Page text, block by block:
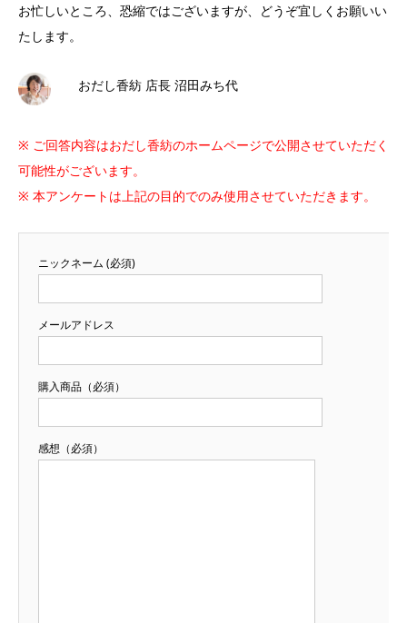
お忙しいところ、恐縮ではございますが、どうぞ宜しくお願いい
たします。
おだし香紡 店長 沼田みち代
※ ご回答内容はおだし香紡のホームページで公開させていただく
可能性がございます。
※ 本アンケートは上記の目的でのみ使用させていただきます。
ニックネーム (必須)
メールアドレス
購入商品（必須）
感想（必須）